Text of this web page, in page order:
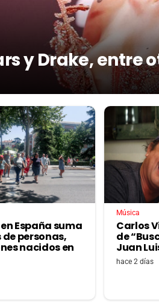
y Drake, entre
España suma
personas,
nacidos en
Música
Carlos
de
Juan
hace 2 días